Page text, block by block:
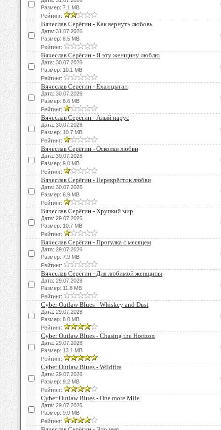
Размер: 7.1 MB
Рейтинг:
Вячеслав Серёгин - Как вернуть любовь
Дата: 31.07.2026
Размер: 8.5 MB
Рейтинг:
Вячеслав Серёгин - Я эту женщину люблю
Дата: 30.07.2026
Размер: 10.1 MB
Рейтинг:
Вячеслав Серёгин - Ехал цыган
Дата: 30.07.2026
Размер: 8.6 MB
Рейтинг:
Вячеслав Серёгин - Алый парус
Дата: 30.07.2026
Размер: 10.7 MB
Рейтинг:
Вячеслав Серёгин - Осколки любви
Дата: 30.07.2026
Размер: 9.0 MB
Рейтинг:
Вячеслав Серёгин - Перекрёсток любви
Дата: 30.07.2026
Размер: 6.9 MB
Рейтинг:
Вячеслав Серёгин - Хрупкий мир
Дата: 29.07.2026
Размер: 10.7 MB
Рейтинг:
Вячеслав Серёгин - Прогулка с месяцем
Дата: 29.07.2026
Размер: 7.9 MB
Рейтинг:
Вячеслав Серёгин - Для любимой женщины
Дата: 29.07.2026
Размер: 11.8 MB
Рейтинг:
Cyber Outlaw Blues - Whiskey and Dust
Дата: 29.07.2026
Размер: 8.0 MB
Рейтинг:
Cyber Outlaw Blues - Chasing the Horizon
Дата: 29.07.2026
Размер: 13.1 MB
Рейтинг:
Cyber Outlaw Blues - Wildfire
Дата: 29.07.2026
Размер: 9.2 MB
Рейтинг:
Cyber Outlaw Blues - One more Mile
Дата: 29.07.2026
Размер: 9.9 MB
Рейтинг: